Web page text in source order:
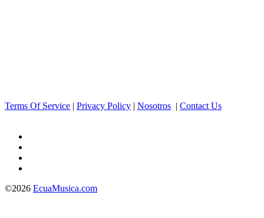
Terms Of Service | Privacy Policy | Nosotros | Contact Us
©2026 EcuaMusica.com